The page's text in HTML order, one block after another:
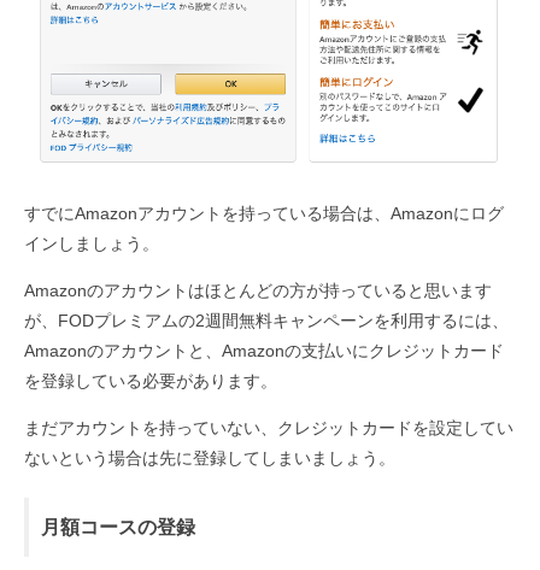
すでにAmazonアカウントを持っている場合は、Amazonにログ
インしましょう。
Amazonのアカウントはほとんどの方が持っていると思います
が、FODプレミアムの2週間無料キャンペーンを利用するには、
Amazonのアカウントと、Amazonの支払いにクレジットカード
を登録している必要があります。
まだアカウントを持っていない、クレジットカードを設定してい
ないという場合は先に登録してしまいましょう。
月額コースの登録